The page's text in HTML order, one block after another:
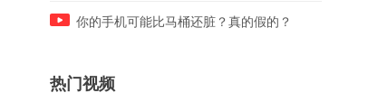
一夜暴涨63元，国内金饰克价
“少校参谋”到派出所亮证，勒
你的手机可能比马桶还脏？真的假的？
热门视频